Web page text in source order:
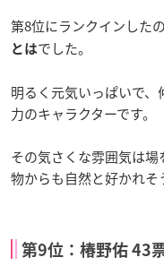
第8位にランクインした
とはでした。
明るく元気いっぱいで
力のキャラクターです。
その気さくな雰囲気は
物からも自然と好かれそ
第9位：椿野佑 43